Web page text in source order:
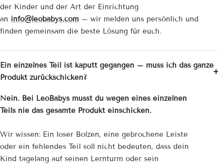
der Kinder und der Art der Einrichtung
an info@leobabys.com – wir melden uns persönlich und
finden gemeinsam die beste Lösung für euch.
Ein einzelnes Teil ist kaputt gegangen – muss ich das ganze
Produkt zurückschicken?
Nein. Bei LeoBabys musst du wegen eines einzelnen
Teils nie das gesamte Produkt einschicken.
Wir wissen: Ein loser Bolzen, eine gebrochene Leiste
oder ein fehlendes Teil soll nicht bedeuten, dass dein
Kind tagelang auf seinen Lernturm oder sein